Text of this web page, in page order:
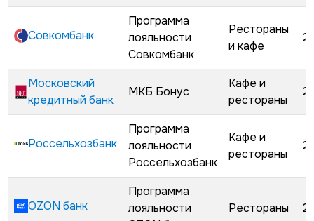
Совкомбанк
Программа
лояльности
Совкомбанк
Рестораны
и кафе
Московский
кредитный банк
МКБ Бонус
Кафе и
рестораны
Россельхозбанк
Программа
лояльности
Россельхозбанк
Кафе и
рестораны
OZON банк
Программа
лояльности
Рестораны